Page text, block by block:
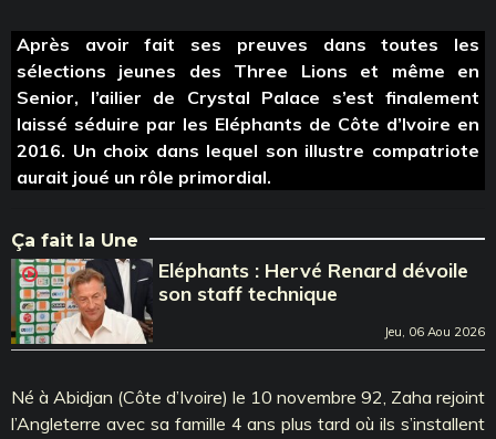
Après avoir fait ses preuves dans toutes les
sélections jeunes des Three Lions et même en
Senior, l’ailier de Crystal Palace s’est finalement
laissé séduire par les Eléphants de Côte d’Ivoire en
2016. Un choix dans lequel son illustre compatriote
aurait joué un rôle primordial.
Ça fait la Une
Eléphants : Hervé Renard dévoile
son staff technique
Jeu, 06 Aou 2026
Né à Abidjan (Côte d’Ivoire) le 10 novembre 92, Zaha rejoint
l’Angleterre avec sa famille 4 ans plus tard où ils s’installent